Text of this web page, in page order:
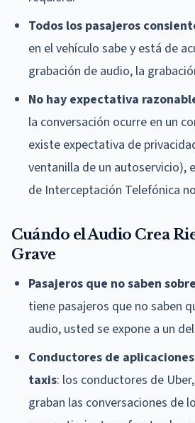
Todos los pasajeros
en el vehículo sabe y está de
grabación de audio, la
No hay expectativa
la conversación ocurre en un
existe expectativa de
ventanilla de un autoservicio),
de Interceptación Telefónica
Cuándo el Audio Crea
Grave
Pasajeros que no saben
tiene pasajeros que no saben
audio, usted se expone a un
Conductores de
taxis: los conductores de
graban las conversaciones de